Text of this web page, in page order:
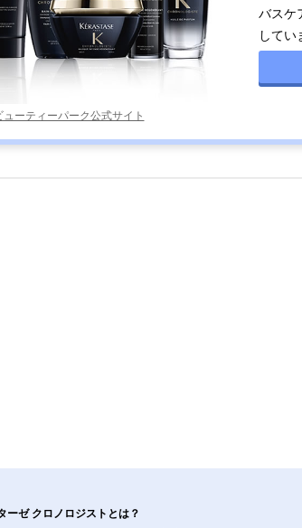
ューティーパーク公式サイト
バスケ
してい
ーゼ クロノロジストとは？